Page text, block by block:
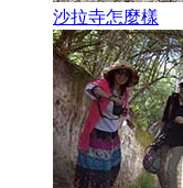
沙拉寺怎麼樣